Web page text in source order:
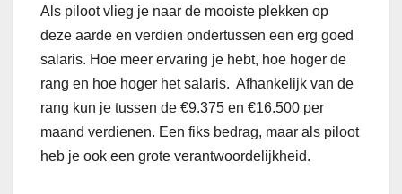
Als piloot vlieg je naar de mooiste plekken op
deze aarde en verdien ondertussen een erg goed
salaris. Hoe meer ervaring je hebt, hoe hoger de
rang en hoe hoger het salaris. Afhankelijk van de
rang kun je tussen de €9.375 en €16.500 per
maand verdienen. Een fiks bedrag, maar als piloot
heb je ook een grote verantwoordelijkheid.